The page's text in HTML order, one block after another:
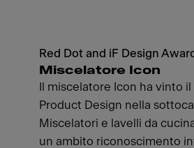
Red Dot and iF Design
Miscelatore Icon
Il miscelatore Icon ha vinto il
Product Design nella
Miscelatori e lavelli da
un ambito riconoscimento